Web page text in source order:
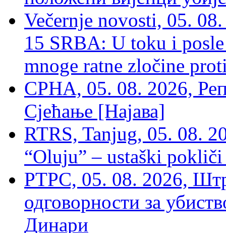
Večernje novosti, 05.
15 SRBA: U toku i
mnoge ratne zločine
СРНА, 05. 08. 2026,
Сјећање [Најава]
RTRS, Tanjug, 05. 08.
“Oluju” – ustaški
РТРС, 05. 08. 2026,
одговорности за
Динари